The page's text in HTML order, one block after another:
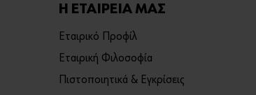
Η ΕΤΑΙΡΕΙΑ ΜΑΣ
Εταιρικό Προφίλ
Εταιρική Φιλοσοφία
Πιστοποιητικά & Εγκρίσεις